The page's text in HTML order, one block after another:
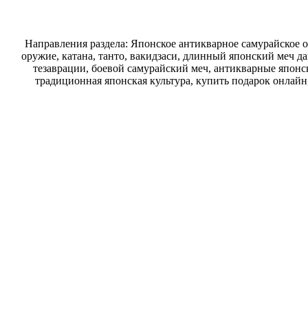
Направления раздела: Японское антикварное
оружие, катана, танто, вакидзаси, длинный японский меч
тезаврации, боевой самурайский меч, антикварные
традиционная японская культура, купить подарок